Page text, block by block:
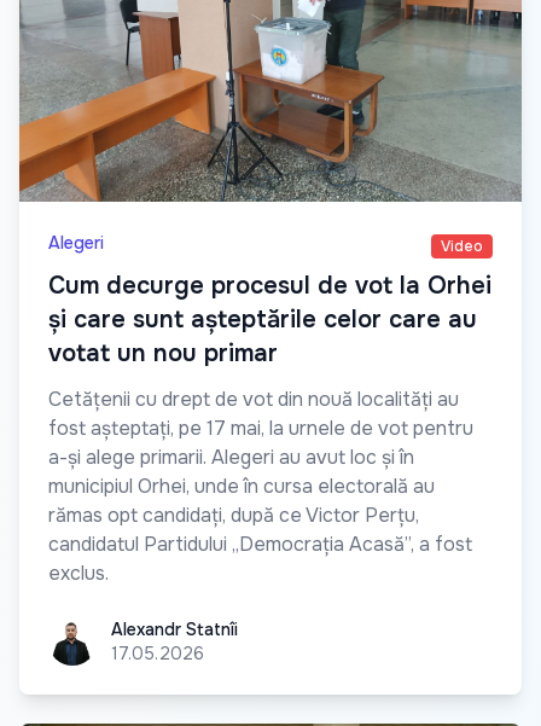
Alegeri Video
Cum decurge procesul de vot la Orhei
și care sunt așteptările celor care au
votat un nou primar
Cetățenii cu drept de vot din nouă localități au
fost așteptați, pe 17 mai, la urnele de vot pentru
a-și alege primarii. Alegeri au avut loc și în
municipiul Orhei, unde în cursa electorală au
rămas opt candidați, după ce Victor Perțu,
candidatul Partidului „Democrația Acasă”, a fost
exclus.
Alexandr Statnîi
Alexandr Statnîi
17.05.2026